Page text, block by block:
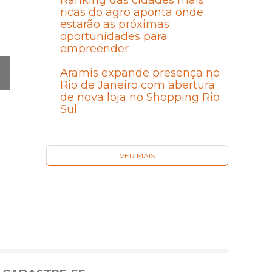
ricas do agro aponta onde
estarão as próximas
oportunidades para
empreender
Aramis expande presença no
Rio de Janeiro com abertura
de nova loja no Shopping Rio
Sul
VER MAIS